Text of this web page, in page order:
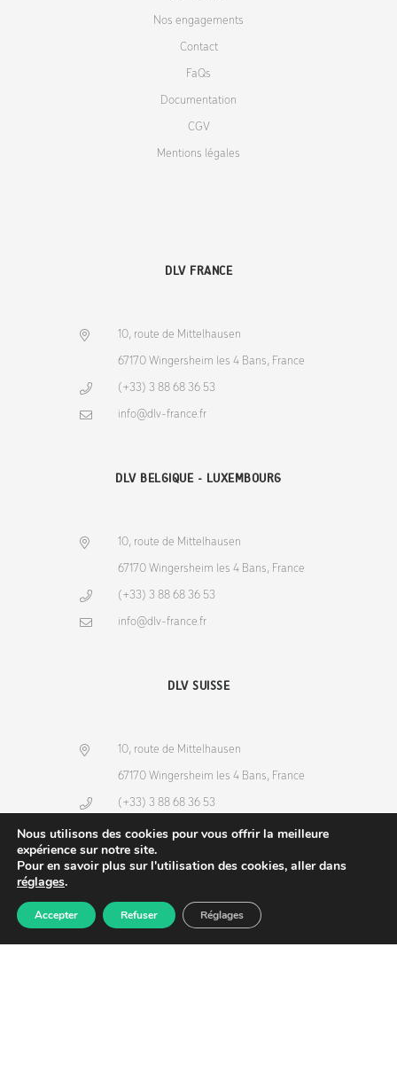
Produits Recherche Commande
Nos engagements
Contact
FaQs
Documentation
CGV
Mentions légales
DLV FRANCE
10, route de Mittelhausen
67170 Wingersheim les 4 Bans, France
(+33) 3 88 68 36 53
info@dlv-france.fr
DLV BELGIQUE - LUXEMBOURG
10, route de Mittelhausen
67170 Wingersheim les 4 Bans, France
(+33) 3 88 68 36 53
info@dlv-france.fr
DLV SUISSE
10, route de Mittelhausen
67170 Wingersheim les 4 Bans, France
(+33) 3 88 68 36 53
info@dlv-france.fr
NEWSLETTER
Nous utilisons des cookies pour vous offrir la meilleure
expérience sur notre site.
Pour en savoir plus sur l'utilisation des cookies, aller dans
réglages.
Accepter Refuser Réglages